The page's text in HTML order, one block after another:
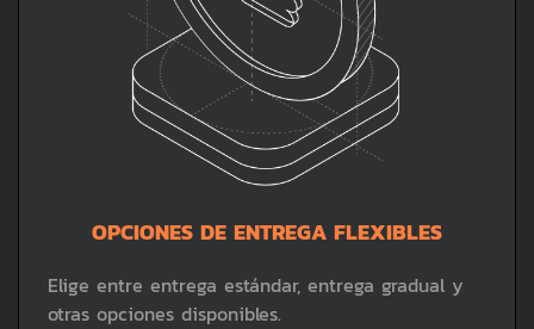
OPCIONES DE ENTREGA FLEXIBLES
Elige entre entrega estándar, entrega gradual y
otras opciones disponibles.